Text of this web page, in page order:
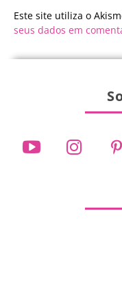
Este site utiliza o
seus dados em